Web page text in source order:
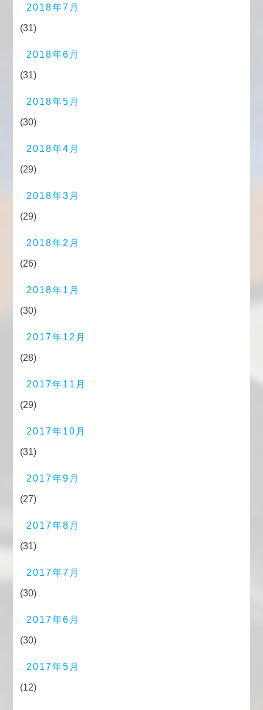
2018年7月
(31)
2018年6月
(31)
2018年5月
(30)
2018年4月
(29)
2018年3月
(29)
2018年2月
(26)
2018年1月
(30)
2017年12月
(28)
2017年11月
(29)
2017年10月
(31)
2017年9月
(27)
2017年8月
(31)
2017年7月
(30)
2017年6月
(30)
2017年5月
(12)